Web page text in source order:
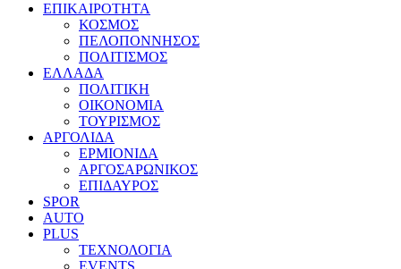
ΕΠΙΚΑΙΡΟΤΗΤΑ
ΚΟΣΜΟΣ
ΠΕΛΟΠΟΝΝΗΣΟΣ
ΠΟΛΙΤΙΣΜΟΣ
ΕΛΛΑΔΑ
ΠΟΛΙΤΙΚΗ
ΟΙΚΟΝΟΜΙΑ
ΤΟΥΡΙΣΜΟΣ
ΑΡΓΟΛΙΔΑ
ΕΡΜΙΟΝΙΔΑ
ΑΡΓΟΣΑΡΩΝΙΚΟΣ
ΕΠΙΔΑΥΡΟΣ
SPOR
AUTO
PLUS
ΤΕΧΝΟΛΟΓΙΑ